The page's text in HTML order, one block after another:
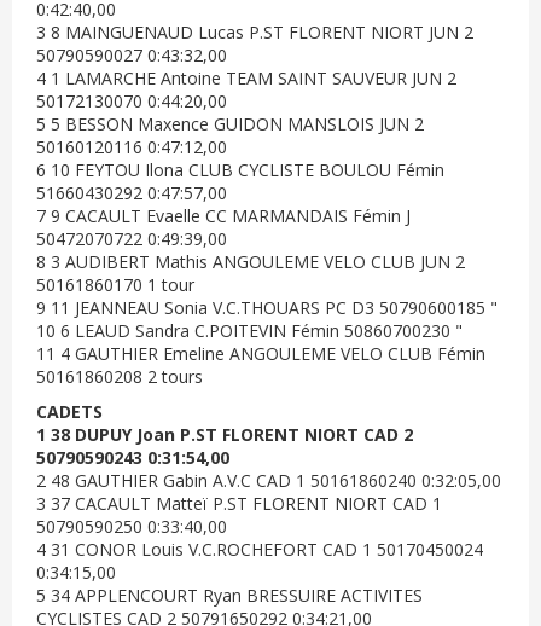
0:42:40,00
3 8 MAINGUENAUD Lucas P.ST FLORENT NIORT JUN 2
50790590027 0:43:32,00
4 1 LAMARCHE Antoine TEAM SAINT SAUVEUR JUN 2
50172130070 0:44:20,00
5 5 BESSON Maxence GUIDON MANSLOIS JUN 2
50160120116 0:47:12,00
6 10 FEYTOU Ilona CLUB CYCLISTE BOULOU Fémin
51660430292 0:47:57,00
7 9 CACAULT Evaelle CC MARMANDAIS Fémin J
50472070722 0:49:39,00
8 3 AUDIBERT Mathis ANGOULEME VELO CLUB JUN 2
50161860170 1 tour
9 11 JEANNEAU Sonia V.C.THOUARS PC D3 50790600185 "
10 6 LEAUD Sandra C.POITEVIN Fémin 50860700230 "
11 4 GAUTHIER Emeline ANGOULEME VELO CLUB Fémin
50161860208 2 tours
CADETS
1 38 DUPUY Joan P.ST FLORENT NIORT CAD 2
50790590243 0:31:54,00
2 48 GAUTHIER Gabin A.V.C CAD 1 50161860240 0:32:05,00
3 37 CACAULT Matteï P.ST FLORENT NIORT CAD 1
50790590250 0:33:40,00
4 31 CONOR Louis V.C.ROCHEFORT CAD 1 50170450024
0:34:15,00
5 34 APPLENCOURT Ryan BRESSUIRE ACTIVITES
CYCLISTES CAD 2 50791650292 0:34:21,00